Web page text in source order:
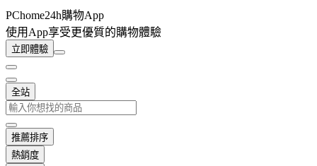
PChome24h購物App
使用App享受更優質的購物體驗
立即體驗
全站
推薦排序
熱銷度